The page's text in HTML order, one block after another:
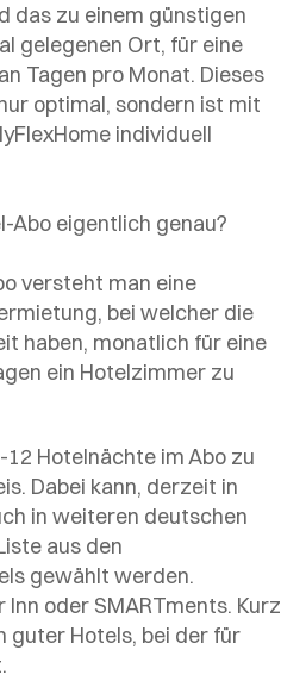
das zu einem günstigen
gelegenen Ort, für eine
Tagen pro Monat. Dieses
optimal, sondern ist mit
individuell
Abo eigentlich genau?
versteht man eine
bei welcher die
haben, monatlich für eine
ein Hotelzimmer zu
Hotelnächte im Abo zu
Dabei kann, derzeit in
in weiteren deutschen
aus den
gewählt werden.
Inn oder SMARTments. Kurz
guter Hotels, bei der für